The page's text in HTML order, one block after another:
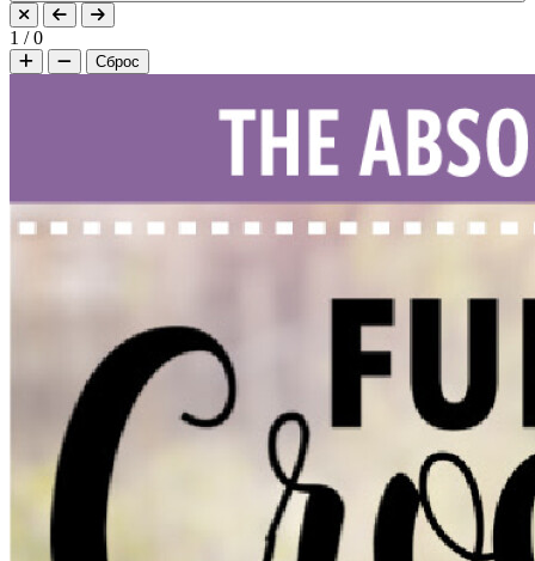
1 /0
Сброс